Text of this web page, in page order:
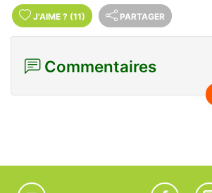
J'AIME ? (11) PARTAGER
Commentaires